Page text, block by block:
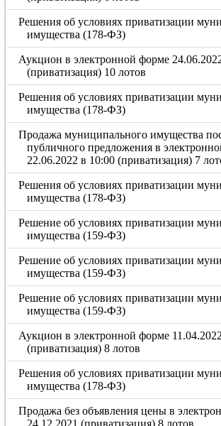
Решения об условиях приватизации
имущества (178-ФЗ)
Аукцион в электронной форме
(приватизация) 10 лотов
Решения об условиях приватизации
имущества (178-ФЗ)
Продажа муниципального имущества
публичного предложения в
22.06.2022 в 10:00 (приватизация) 7
Решения об условиях приватизации
имущества (178-ФЗ)
Решение об условиях приватизации
имущества (159-ФЗ)
Решение об условиях приватизации
имущества (159-ФЗ)
Решение об условиях приватизации
имущества (159-ФЗ)
Аукцион в электронной форме
(приватизация) 8 лотов
Решения об условиях приватизации
имущества (178-ФЗ)
Продажа без объявления цены в
24.12.2021 (приватизация) 8 лотов